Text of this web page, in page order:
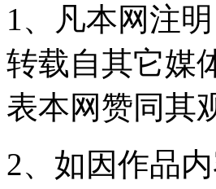
1、凡本网注
转载自其它媒
表本网赞同其
2、如因作品